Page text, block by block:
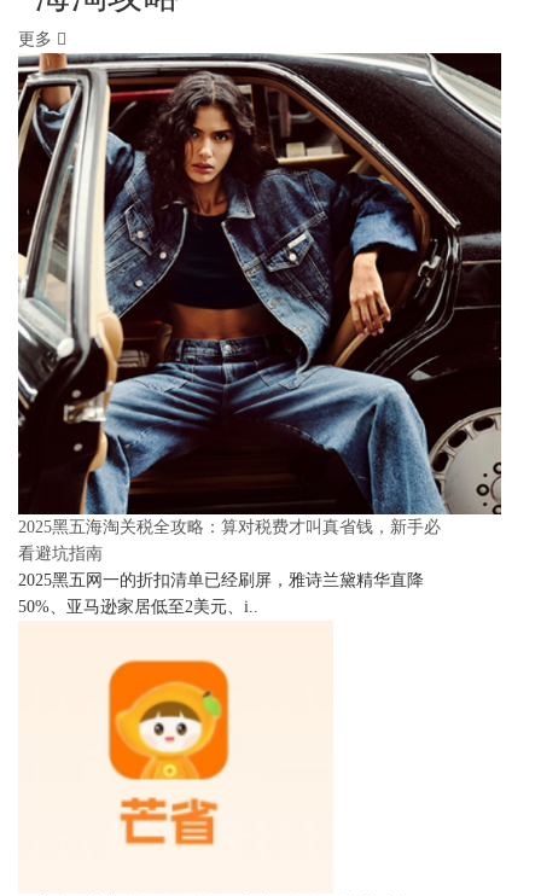
更多
2025黑五海淘关税全攻略：算对税费才叫真省钱，新手必
看避坑指南
2025黑五网一的折扣清单已经刷屏，雅诗兰黛精华直降
50%、亚马逊家居低至2美元、i..